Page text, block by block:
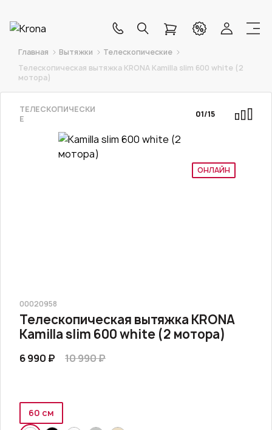
Главная Вытяжки
Телескопические
Телескопическая вытяжка KRONA Kamilla slim 600 white (2
мотора)
ОНЛАЙН
ТЕЛЕСКОПИЧЕСКИ
Е
01/15
00020958
Телескопическая вытяжка KRONA
Kamilla slim 600 white (2 мотора)
10 990 ₽
6 990 ₽
60 см